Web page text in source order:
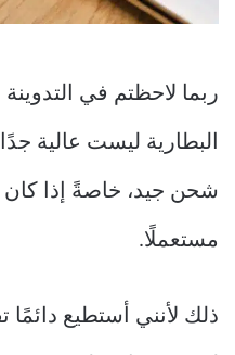
ربما لاحظتم في
البطارية ليست عالية
شحن جيد، خاصةً إذا كان
مستعملًا.
ذلك لأنني أستطيع دائمًا